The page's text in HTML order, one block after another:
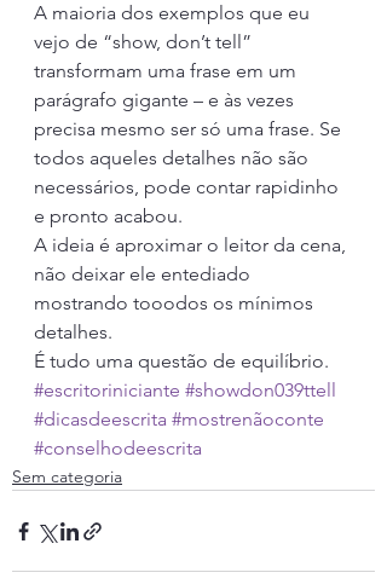
A maioria dos exemplos que eu
vejo de “show, don’t tell”
transformam uma frase em um
parágrafo gigante – e às vezes
precisa mesmo ser só uma frase. Se
todos aqueles detalhes não são
necessários, pode contar rapidinho
e pronto acabou.
A ideia é aproximar o leitor da cena,
não deixar ele entediado
mostrando tooodos os mínimos
detalhes.
É tudo uma questão de equilíbrio.
#escritoriniciante #showdon039ttell
#dicasdeescrita #mostrenãoconte
#conselhodeescrita
Sem categoria